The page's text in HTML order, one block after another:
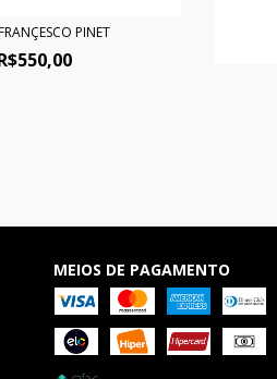
PINET
MEIOS DE PAGAMENTO